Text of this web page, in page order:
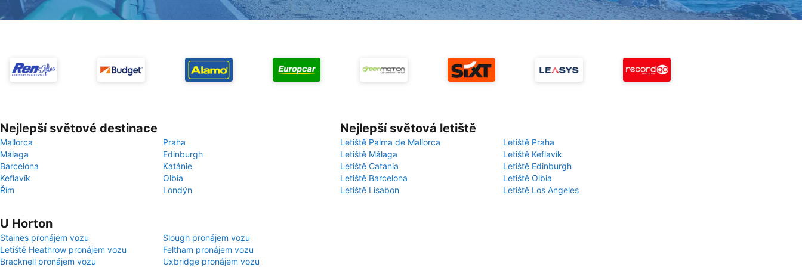
Nejlepší světové destinace
Mallorca
Praha
Málaga
Edinburgh
Barcelona
Katánie
Keflavík
Olbia
Řím
Londýn
Nejlepší světová letiště
Letiště Palma de Mallorca
Letiště Praha
Letiště Málaga
Letiště Keflavík
Letiště Catania
Letiště Edinburgh
Letiště Barcelona
Letiště Olbia
Letiště Lisabon
Letiště Los Angeles
U Horton
Staines pronájem vozu
Slough pronájem vozu
Letiště Heathrow pronájem vozu
Feltham pronájem vozu
Bracknell pronájem vozu
Uxbridge pronájem vozu